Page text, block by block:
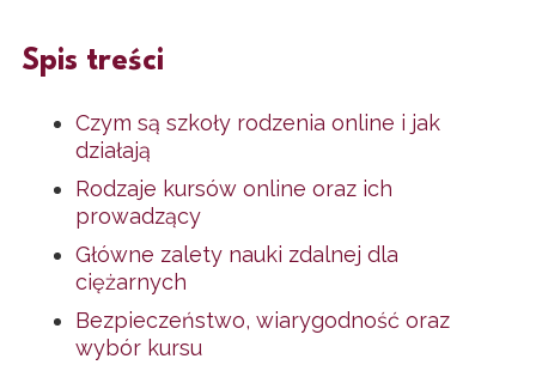
Spis treści
Czym są szkoły rodzenia online i jak
działają
Rodzaje kursów online oraz ich
prowadzący
Główne zalety nauki zdalnej dla
ciężarnych
Bezpieczeństwo, wiarygodność oraz
wybór kursu